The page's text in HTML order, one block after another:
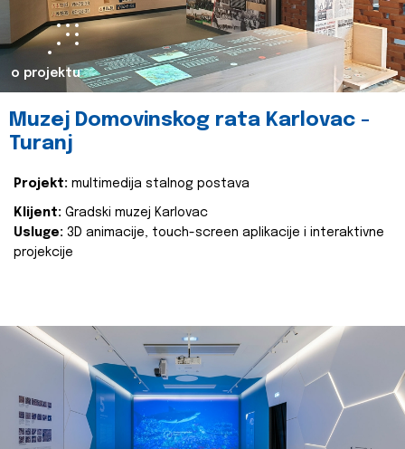
o projektu
Muzej Domovinskog rata Karlovac -
Turanj
Projekt: multimedija stalnog postava
Klijent: Gradski muzej Karlovac
Usluge: 3D animacije, touch-screen aplikacije i interaktivne
projekcije